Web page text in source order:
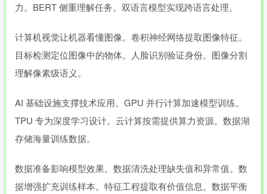
力。BERT 侧重理解任务。双语言模型实现跨语言处理。
计算机视觉让机器看懂图像。卷积神经网络提取图像特征。
目标检测定位图像中的物体。人脸识别验证身份。图像分割
理解像素级语义。
AI 基础设施支撑技术应用。GPU 并行计算加速模型训练。
TPU 专为深度学习设计。云计算按需提供算力资源。数据湖
存储海量训练数据。
数据准备影响模型效果。数据清洗处理缺失值和异常值。数
据增强扩充训练样本。特征工程提取有价值信息。数据平衡